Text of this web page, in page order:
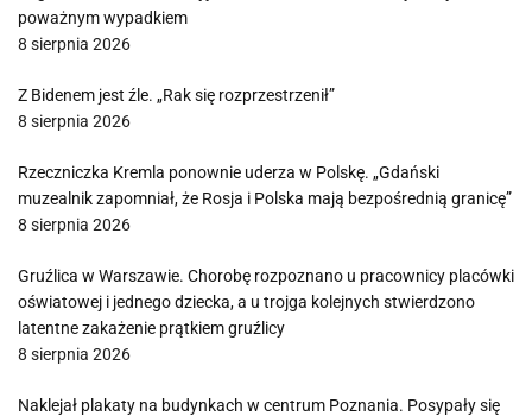
poważnym wypadkiem
8 sierpnia 2026
Z Bidenem jest źle. „Rak się rozprzestrzenił”
8 sierpnia 2026
Rzeczniczka Kremla ponownie uderza w Polskę. „Gdański
muzealnik zapomniał, że Rosja i Polska mają bezpośrednią granicę”
8 sierpnia 2026
Gruźlica w Warszawie. Chorobę rozpoznano u pracownicy placówki
oświatowej i jednego dziecka, a u trojga kolejnych stwierdzono
latentne zakażenie prątkiem gruźlicy
8 sierpnia 2026
Naklejał plakaty na budynkach w centrum Poznania. Posypały się